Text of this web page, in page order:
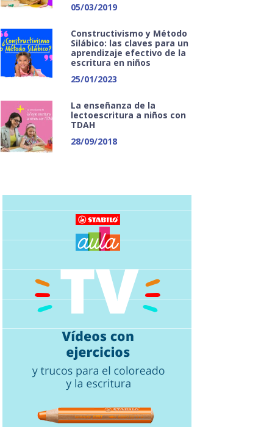
05/03/2019
Constructivismo y Método
Silábico: las claves para un
aprendizaje efectivo de la
escritura en niños
25/01/2023
La enseñanza de la
lectoescritura a niños con
TDAH
28/09/2018